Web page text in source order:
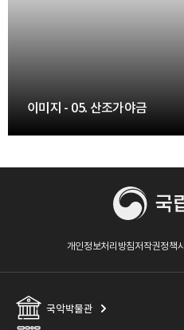
48. 향피리 - 이미지
이미지 - 05. 산조가야금
개인정보처리방침저작권정책
국악박물관